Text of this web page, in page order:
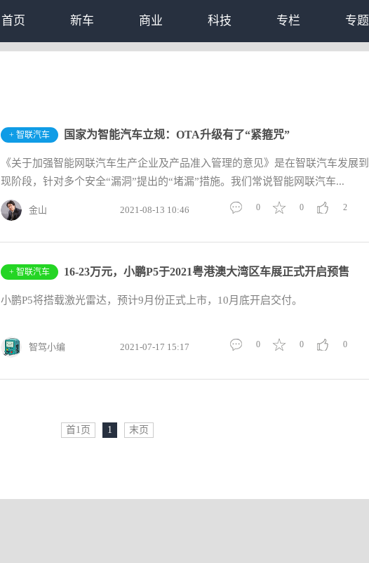
首页 新车 商业 科技 专栏 专题
+ 智联汽车 国家为智能汽车立规：OTA升级有了“紧箍咒”
《关于加强智能网联汽车生产企业及产品准入管理的意见》是在智联汽车发展到
现阶段，针对多个安全“漏洞”提出的“堵漏”措施。我们常说智能网联汽车...
金山 2021-08-13 10:46 2
0
0
+ 智联汽车 16-23万元，小鹏P5于2021粤港澳大湾区车展正式开启预售
小鹏P5将搭载激光雷达，预计9月份正式上市，10月底开启交付。
智驾小编 2021-07-17 15:17 0
0
0
首1页 1 末页